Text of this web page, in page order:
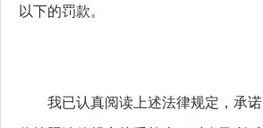
以下的罚款。
我已认真阅读上述法律规定，承诺